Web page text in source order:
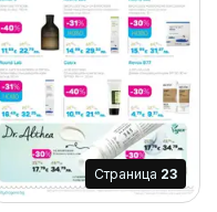
Cтраница 23